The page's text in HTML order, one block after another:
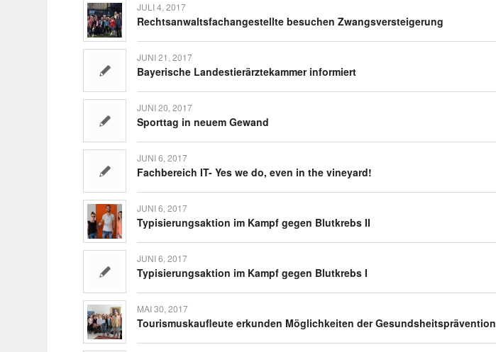
JULI 4, 2017
Rechts­an­walts­fach­an­ge­stellte besu­chen Zwangsversteigerung
JUNI 21, 2017
Baye­ri­sche Landes­tier­ärz­te­kammer informiert
JUNI 20, 2017
Sporttag in neuem Gewand
JUNI 6, 2017
Fach­be­reich IT- Yes we do, even in the vineyard!
JUNI 6, 2017
Typi­sie­rungs­ak­tion im Kampf gegen Blut­krebs II
JUNI 6, 2017
Typi­sie­rungs­ak­tion im Kampf gegen Blut­krebs I
MAI 30, 2017
Touris­mus­kauf­leute erkunden Möglich­keiten der Gesundsheitsprävention